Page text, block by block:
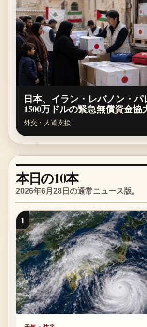
日本、イラン・レバノン・パ
1500万ドルの緊急無償資金協
外交・人道支援
本日の10本
2026年6月28日の通常ニュース版。
1